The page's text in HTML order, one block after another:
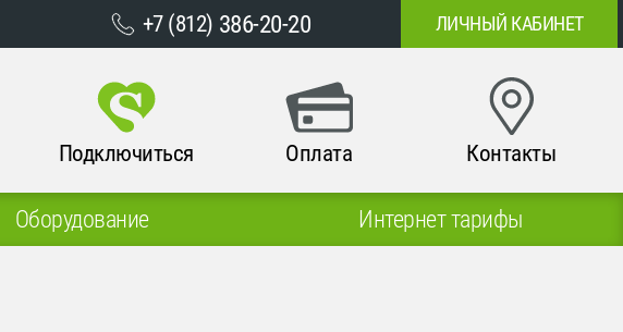
+7 (812) 386-20-20 ЛИЧНЫЙ КАБИНЕТ
Подключиться Оплата Контакты
Оборудование Интернет тарифы